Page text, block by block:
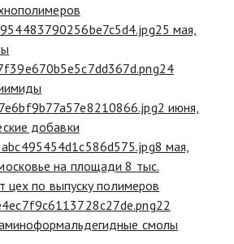
25 мая,
24
2 июня,
добавки
8 мая,
на площади 8 тыс.
цех по выпуску полимеров
22
смолы